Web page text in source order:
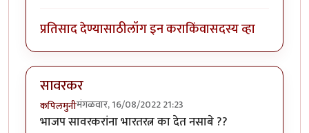
प्रतिसाद देण्यासाठीलॉग इन कराकिंवासदस्य व्हा
सावरकर
कपिलमुनीमंगळवार, 16/08/2022 21:23
भाजप सावरकरांना भारतरत्न का देत नसाबे ??